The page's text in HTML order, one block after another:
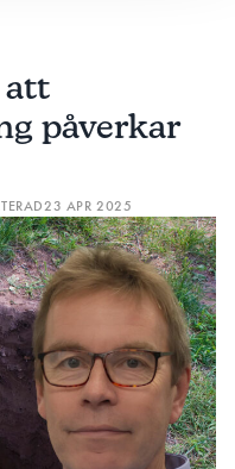
att
påverkar
23 APR 2025